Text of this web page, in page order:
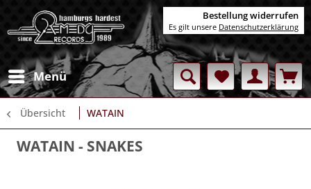
Menü
Übersicht WATAIN
WATAIN - SNAKES
Bestellung widerrufen
Es gilt unsere Datenschutzerklärung